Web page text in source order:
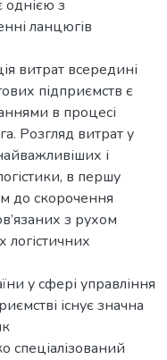
однією з
ланцюгів
витрат всередині
підприємств є
в процесі
Розгляд витрат у
і
в першу
до скорочення
з рухом
логістичних
у сфері управління
існує значна
спеціалізований